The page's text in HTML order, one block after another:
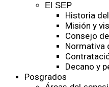
El SEP
Historia del
Misión y
Consejo
Normativa
Decano y
Posgrados